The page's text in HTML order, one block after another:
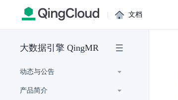
| 文档
大数据引擎 QingMR
动态与公告
产品简介